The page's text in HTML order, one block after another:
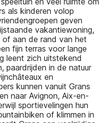
als kinderen volop
geven
vakantiewoning,
aan de rand van het
fijn terras voor lange
leent zich uitstekend
in de natuur
en
kunnen vanuit Grans
naar Avignon, Aix-en-
sportievelingen hun
of klimmen in